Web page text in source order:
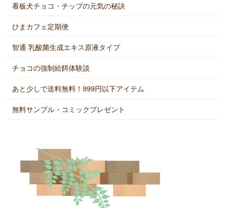
看板犬チョコ・チップの元気の秘訣
ひまカフェ定期便
智通 乳酸菌生成エキス原液タイプ
チョコの強制給餌体験談
あと少しで送料無料！999円以下アイテム
無料サンプル・コミックプレゼント